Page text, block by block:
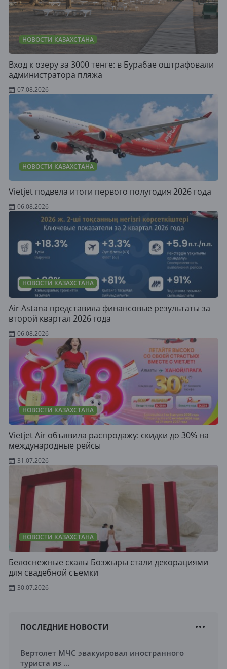
НОВОСТИ КАЗАХСТАНА
Вход к озеру за 3000 тенге: в Бурабае оштрафовали
администратора пляжа
07.08.2026
НОВОСТИ КАЗАХСТАНА
Vietjet подвела итоги первого полугодия 2026 года
06.08.2026
НОВОСТИ КАЗАХСТАНА
Air Astana представила финансовые результаты за
второй квартал 2026 года
06.08.2026
НОВОСТИ КАЗАХСТАНА
Vietjet Air объявила распродажу: скидки до 30% на
международные рейсы
31.07.2026
НОВОСТИ КАЗАХСТАНА
Белоснежные скалы Бозжыры стали декорациями
для свадебной съемки
30.07.2026
ПОСЛЕДНИЕ НОВОСТИ
Вертолет МЧС эвакуировал иностранного
туриста из ...